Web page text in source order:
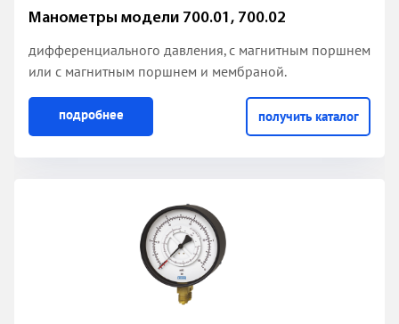
Манометры модели 700.01, 700.02
дифференциального давления, с магнитным поршнем
или с магнитным поршнем и мембраной.
подробнее получить каталог